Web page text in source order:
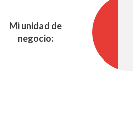
Mi unidad de
negocio: